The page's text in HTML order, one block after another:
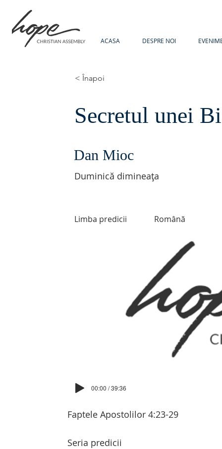
ACASA DESPRE NOI
< Înapoi
Secretul unei
Dan Mioc
Duminică dimineața
Limba predicii Română
00:00 / 39:36
Faptele Apostolilor 4:23-29
Seria predicii